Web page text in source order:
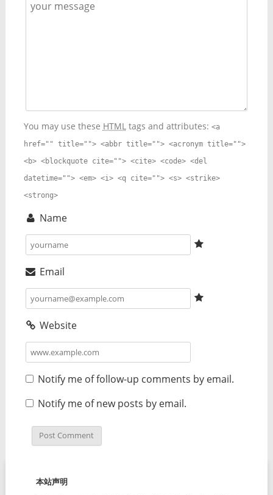
You may use these HTMLtags and attributes: <a
href="" title=""> <abbr title=""> <acronym title="">
<b> <blockquote cite=""> <cite> <code> <del
datetime=""> <em> <i> <q cite=""> <s> <strike>
<strong>
Name
Email
Website
Notify me of follow-up comments by email.
Notify me of new posts by email.
本站声明